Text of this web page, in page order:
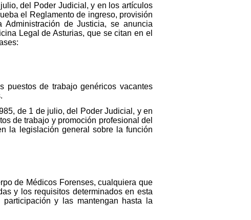
del Poder Judicial, y en los artículos
el Reglamento de ingreso, provisión
de Justicia, se anuncia
Legal de Asturias, que se citan en el
puestos de trabajo genéricos vacantes
de 1 de julio, del Poder Judicial, y en
de trabajo y promoción profesional del
la legislación general sobre la función
de Médicos Forenses, cualquiera que
y los requisitos determinados en esta
y las mantengan hasta la